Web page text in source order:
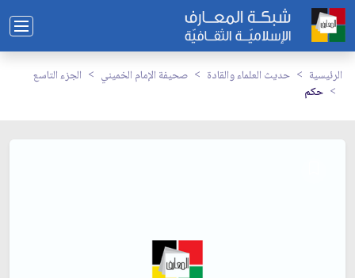
الرئيسية حديث العلماء والقادة صحيفة الإمام الخميني
الجزء التاسع
حكم